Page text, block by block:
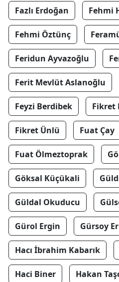
Fazlı Erdoğan Fehmi
Fehmi Öztünç
Feridun Ayvazoğlu
Ferit Mevlüt Aslanoğlu
Feyzi Berdibek Fikret
Fikret Ünlü Fuat Çay
Fuat Ölmeztoprak
Göksal Küçükali
Güldal Okuducu
Gürol Ergin Gürsoy
Hacı İbrahim Kabarık
Haci Biner Hakan